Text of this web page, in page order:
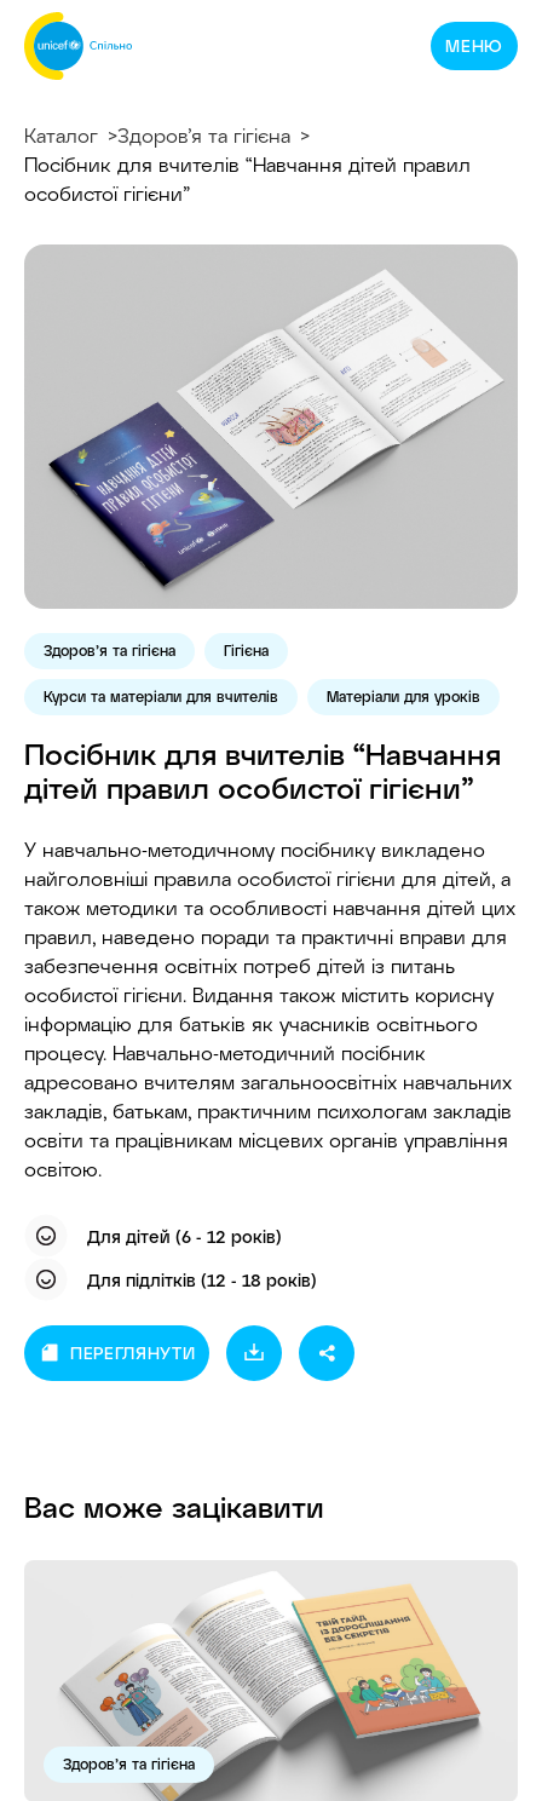
Спільнотека
ЮНІСЕФ
Україна
МЕНЮ
Каталог
Здоров’я та гігієна
Посібник для вчителів “Навчання дітей правил
особистої гігієни”
Здоров’я та гігієна Гігієна
Курси та матеріали для вчителів Матеріали для уроків
Посібник для вчителів “Навчання
дітей правил особистої гігієни”
У навчально-методичному посібнику викладено
найголовніші правила особистої гігієни для дітей, а
також методики та особливості навчання дітей цих
правил, наведено поради та практичні вправи для
забезпечення освітніх потреб дітей із питань
особистої гігієни. Видання також містить корисну
інформацію для батьків як учасників освітнього
процесу. Навчально-методичний посібник
адресовано вчителям загальноосвітніх навчальних
закладів, батькам, практичним психологам закладів
освіти та працівникам місцевих органів управління
освітою.
Для дітей (6 - 12 років)
Для підлітків (12 - 18 років)
ПЕРЕГЛЯНУТИ
Вас може зацікавити
Здоров’я та гігієна